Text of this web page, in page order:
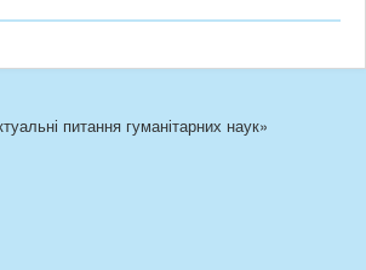
питання гуманітарних наук»